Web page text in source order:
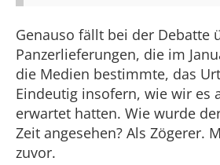
Genauso fällt bei der Debatte
Panzerlieferungen, die im
die Medien bestimmte, das
Eindeutig insofern, wie wir es
erwartet hatten. Wie wurde
Zeit angesehen? Als Zögerer.
zuvor.